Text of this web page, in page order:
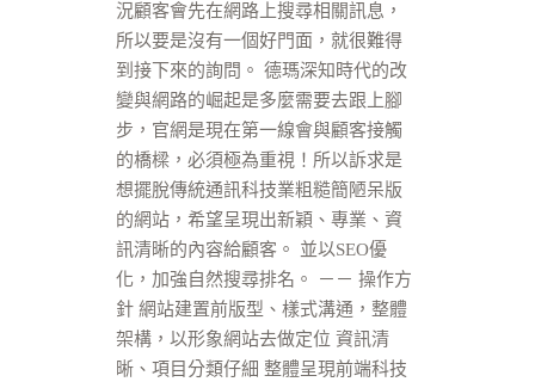
況顧客會先在網路上搜尋相關訊息，
所以要是沒有一個好門面，就很難得
到接下來的詢問。 德瑪深知時代的改
變與網路的崛起是多麼需要去跟上腳
步，官網是現在第一線會與顧客接觸
的橋樑，必須極為重視！所以訴求是
想擺脫傳統通訊科技業粗糙簡陋呆版
的網站，希望呈現出新穎、專業、資
訊清晰的內容給顧客。 並以SEO優
化，加強自然搜尋排名。 －－ 操作方
針 網站建置前版型、樣式溝通，整體
架構，以形象網站去做定位 資訊清
晰、項目分類仔細 整體呈現前端科技